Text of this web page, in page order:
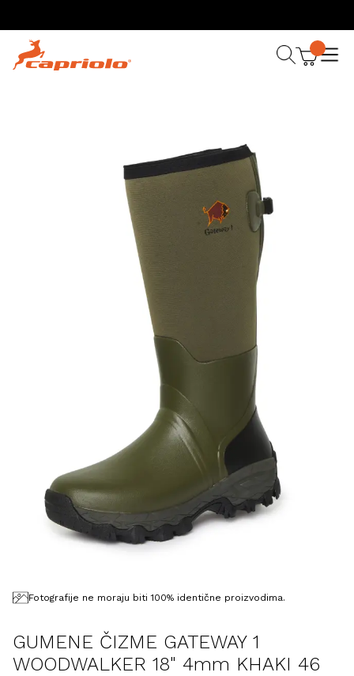
Fotografije ne moraju biti 100% identične proizvodima.
GUMENE ČIZME GATEWAY 1
WOODWALKER 18" 4mm KHAKI 46